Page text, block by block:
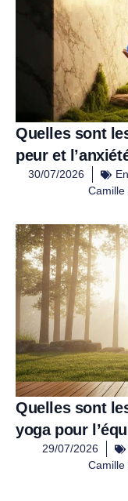
Quelles sont
peur et
30/07/2026
Camille
Quelles sont
yoga pour
29/07/2026
Camille